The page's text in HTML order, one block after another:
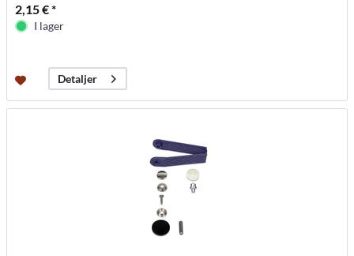
2,15 € *
I lager
Detaljer